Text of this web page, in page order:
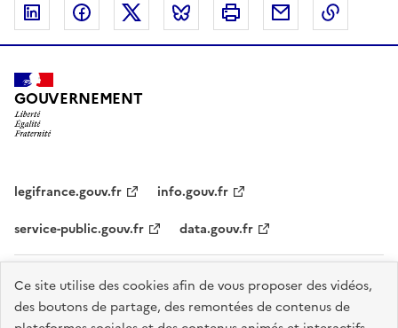
Ce site utilise des cookies afin de vous proposer des vidéos,
des boutons de partage, des remontées de contenus de
Linkedin FacebookTwitter Bluesky Imprimer Courriel
GOUVERNEMENT
legifrance.gouv.fr
info.gouv.fr
service-public.gouv.fr
data.gouv.fr
Plan du site Accessibilité - partiellement conforme
Mentions légales
Données personnelles
Nous contacter Gestion des cookies